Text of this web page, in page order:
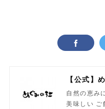
自然の恵み
美味しい ご